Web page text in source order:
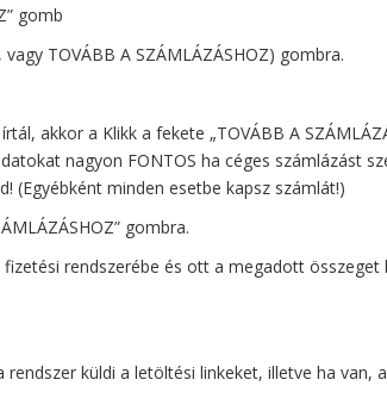
gomb
TOVÁBB A SZÁMLÁZÁSHOZ) gombra.
akkor a Klikk a fekete „TOVÁBB A
nagyon FONTOS ha céges számlázást
(Egyébként minden esetbe kapsz számlát!)
gombra.
rendszerébe és ott a megadott
rendszer küldi a letöltési linkeket, illetve ha van,